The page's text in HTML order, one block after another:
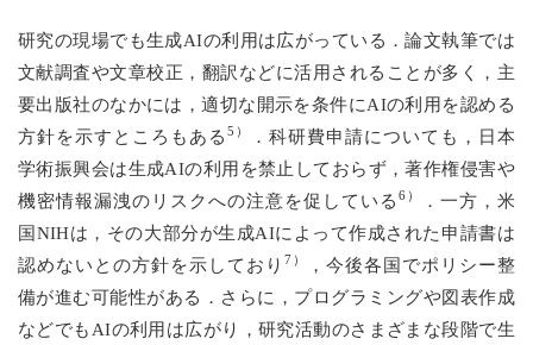
研究の現場でも生成AIの利用は広がっている．論文執筆では
文献調査や文章校正，翻訳などに活用されることが多く，主
要出版社のなかには，適切な開示を条件にAIの利用を認める
方針を示すところもある 5）
．科研費申請についても，日本
学術振興会は生成AIの利用を禁止しておらず，著作権侵害や
機密情報漏洩のリスクへの注意を促している 6）
．一方，米
国NIHは，その大部分が生成AIによって作成された申請書は
認めないとの方針を示しており 7）
，今後各国でポリシー整
備が進む可能性がある．さらに，プログラミングや図表作成
などでもAIの利用は広がり，研究活動のさまざまな段階で生